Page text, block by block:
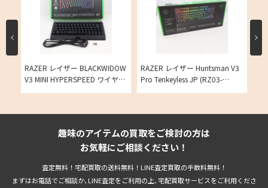
RAZER レイザー BLACKWIDOW
V3 MINI HYPERSPEED ワイヤレ
RAZER レイザー Huntsman V3
Pro Tenkeyless JP (RZ03-
FPS の買取実績
趣味のアイテムの買取をご検討の方は
お気軽にご相談ください！
査定無料！宅配買取の送料無料！LINE査定買取の手数料無料！
まずはお電話でご相談か､LINE査定をご利用の上､宅配買取サービスをご利用くださ